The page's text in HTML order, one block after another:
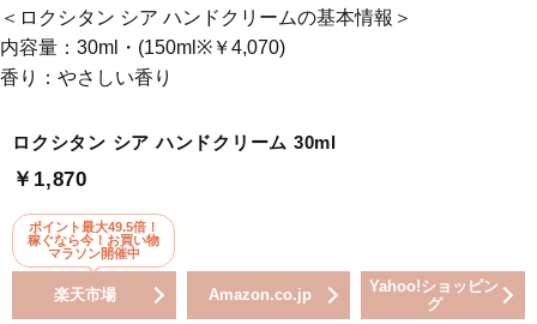
＜ロクシタン シア ハンドクリームの基本情報＞
内容量：30ml・(150ml※￥4,070)
香り：やさしい香り
ロクシタン シア ハンドクリーム 30ml
￥1,870
ポイント最大49.5倍！
稼ぐなら今！お買い物
マラソン開催中
楽天市場 Amazon.co.jp
Yahoo!ショッピン
グ